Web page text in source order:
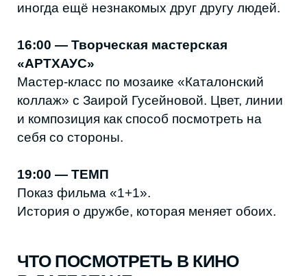
собственные.
«Джестер 2»
Продолжение жёсткого слэшера о Шуте. В
ночь Хэллоуина юная иллюзионистка
оказывается втянута в смертельную игру,
где каждый трюк может стать последним.
Синема Холл
Новый фильм Джима Джармуша,
получивший «Золотого льва»
Венецианского кинофестиваля. Три семьи
из разных стран и один общий мотив —